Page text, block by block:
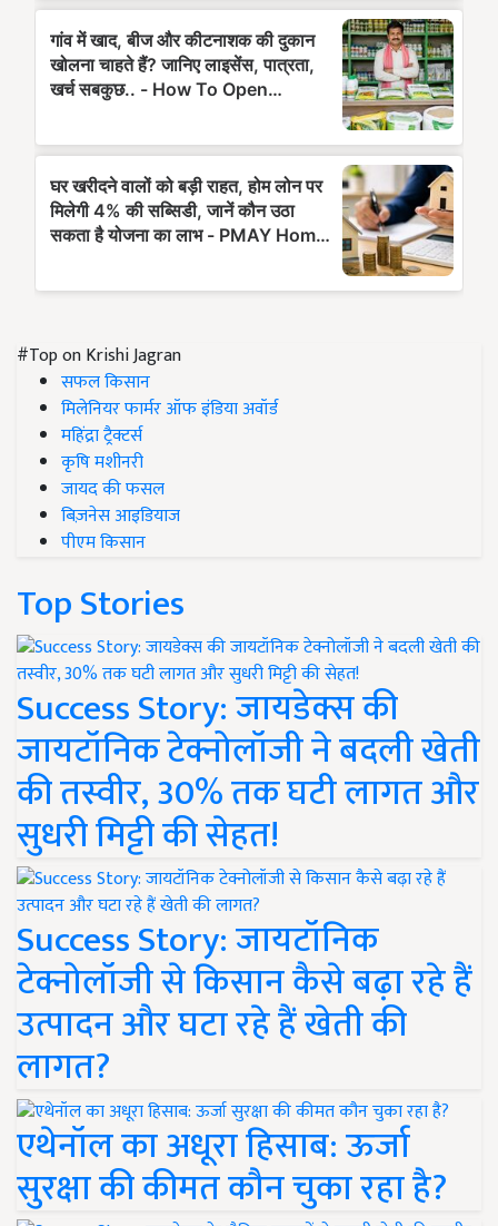
#Top on Krishi Jagran
सफल किसान
मिलेनियर फार्मर ऑफ इंडिया अवॉर्ड
महिंद्रा ट्रैक्टर्स
कृषि मशीनरी
जायद की फसल
बिज़नेस आइडियाज
पीएम किसान
Top Stories
Success Story: जायडेक्स की
जायटॉनिक टेक्नोलॉजी ने बदली खेती
की तस्वीर, 30% तक घटी लागत और
सुधरी मिट्टी की सेहत!
Success Story: जायटॉनिक
टेक्नोलॉजी से किसान कैसे बढ़ा रहे हैं
उत्पादन और घटा रहे हैं खेती की
लागत?
एथेनॉल का अधूरा हिसाब: ऊर्जा
सुरक्षा की कीमत कौन चुका रहा है?